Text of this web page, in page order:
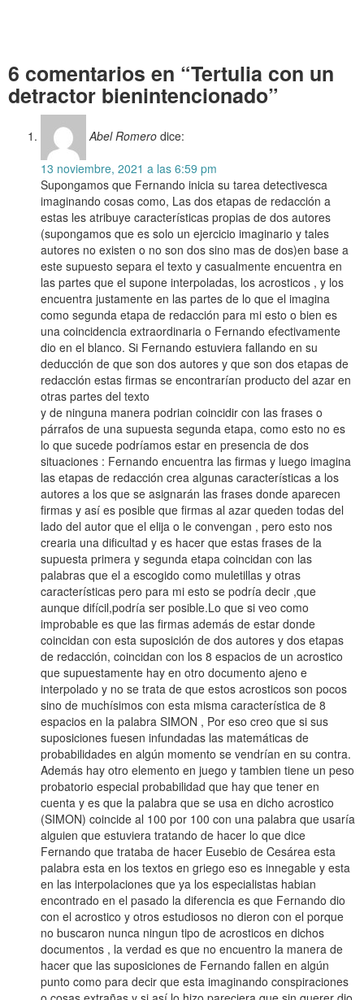
6 comentarios en “Tertulia con un
detractor bienintencionado”
Abel Romero dice:
13 noviembre, 2021 a las 6:59 pm
Supongamos que Fernando inicia su tarea detectivesca
imaginando cosas como, Las dos etapas de redacción a
estas les atribuye características propias de dos autores
(supongamos que es solo un ejercicio imaginario y tales
autores no existen o no son dos sino mas de dos)en base a
este supuesto separa el texto y casualmente encuentra en
las partes que el supone interpoladas, los acrosticos , y los
encuentra justamente en las partes de lo que el imagina
como segunda etapa de redacción para mi esto o bien es
una coincidencia extraordinaria o Fernando efectivamente
dio en el blanco. Si Fernando estuviera fallando en su
deducción de que son dos autores y que son dos etapas de
redacción estas firmas se encontrarían producto del azar en
otras partes del texto
y de ninguna manera podrian coincidir con las frases o
párrafos de una supuesta segunda etapa, como esto no es
lo que sucede podríamos estar en presencia de dos
situaciones : Fernando encuentra las firmas y luego imagina
las etapas de redacción crea algunas características a los
autores a los que se asignarán las frases donde aparecen
firmas y así es posible que firmas al azar queden todas del
lado del autor que el elija o le convengan , pero esto nos
crearia una dificultad y es hacer que estas frases de la
supuesta primera y segunda etapa coincidan con las
palabras que el a escogido como muletillas y otras
características pero para mi esto se podría decir ,que
aunque difícil,podría ser posible.Lo que si veo como
improbable es que las firmas además de estar donde
coincidan con esta suposición de dos autores y dos etapas
de redacción, coincidan con los 8 espacios de un acrostico
que supuestamente hay en otro documento ajeno e
interpolado y no se trata de que estos acrosticos son pocos
sino de muchísimos con esta misma característica de 8
espacios en la palabra SIMON , Por eso creo que si sus
suposiciones fuesen infundadas las matemáticas de
probabilidades en algún momento se vendrían en su contra.
Además hay otro elemento en juego y tambien tiene un peso
probatorio especial probabilidad que hay que tener en
cuenta y es que la palabra que se usa en dicho acrostico
(SIMON) coincide al 100 por 100 con una palabra que usaría
alguien que estuviera tratando de hacer lo que dice
Fernando que trataba de hacer Eusebio de Cesárea esta
palabra esta en los textos en griego eso es innegable y esta
en las interpolaciones que ya los especialistas habian
encontrado en el pasado la diferencia es que Fernando dio
con el acrostico y otros estudiosos no dieron con el porque
no buscaron nunca ningun tipo de acrosticos en dichos
documentos , la verdad es que no encuentro la manera de
hacer que las suposiciones de Fernando fallen en algún
punto como para decir que esta imaginando conspiraciones